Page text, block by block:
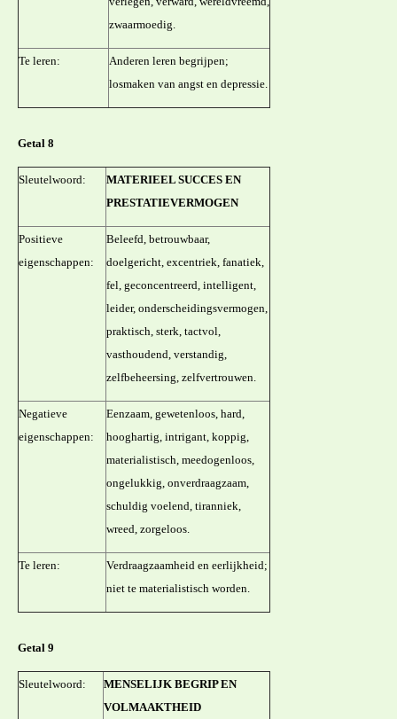
zwaarmoedig.
Te leren:
Anderen leren begrijpen;
losmaken van angst en depressie.
Getal 8
Sleutelwoord:
MATERIEEL SUCCES EN
PRESTATIEVERMOGEN
Positieve
eigenschappen:
Beleefd, betrouwbaar,
doelgericht, excentriek, fanatiek,
fel, geconcentreerd, intelligent,
leider, onderscheidingsvermogen,
praktisch, sterk, tactvol,
vasthoudend, verstandig,
zelfbeheersing, zelfvertrouwen.
Negatieve
eigenschappen:
Eenzaam, gewetenloos, hard,
hooghartig, intrigant, koppig,
materialistisch, meedogenloos,
ongelukkig, onverdraagzaam,
schuldig voelend, tiranniek,
wreed, zorgeloos.
Te leren:
Verdraagzaamheid en eerlijkheid;
niet te materialistisch worden.
Getal 9
Sleutelwoord:
MENSELIJK BEGRIP EN
VOLMAAKTHEID